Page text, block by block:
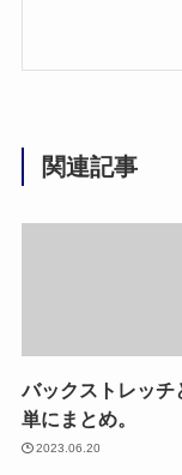
関連記事
バックストレッチ
単にまとめ。
2023.06.20